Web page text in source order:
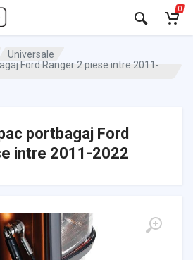
0
Universale
Ford Ranger 2 piese intre 2011-
portbagaj Ford
intre 2011-2022